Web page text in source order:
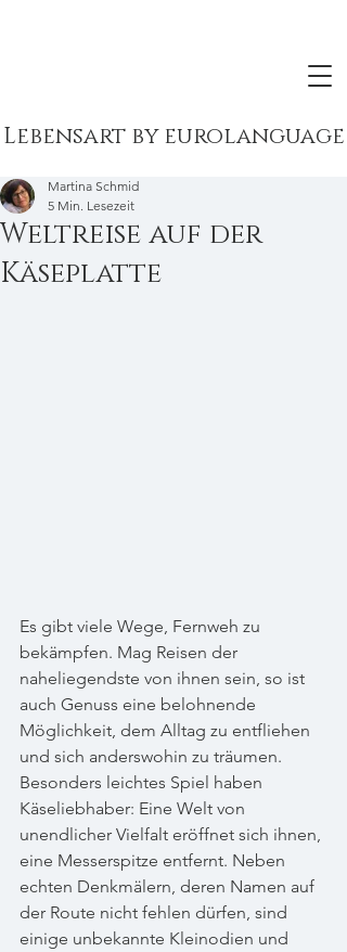
Lebensart by eurolanguage
Weltreise auf der
Käseplatte
Martina Schmid
5 Min. Lesezeit
Es gibt viele Wege, Fernweh zu
bekämpfen. Mag Reisen der
naheliegendste von ihnen sein, so ist
auch Genuss eine belohnende
Möglichkeit, dem Alltag zu entfliehen
und sich anderswohin zu träumen.
Besonders leichtes Spiel haben
Käseliebhaber: Eine Welt von
unendlicher Vielfalt eröffnet sich ihnen,
eine Messerspitze entfernt. Neben
echten Denkmälern, deren Namen auf
der Route nicht fehlen dürfen, sind
einige unbekannte Kleinodien und